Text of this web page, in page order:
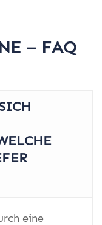
– FAQ
eine